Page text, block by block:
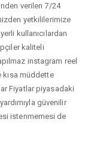
verilen 7/24
yetkililerimize
kullanıcılardan
kaliteli
instagram reel
kısa müddette
Fiyatlar piyasadaki
güvenilir
istenmemesi de